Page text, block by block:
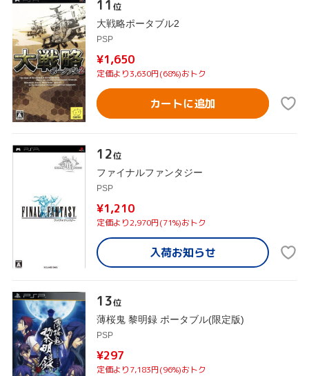
11 位
大戦略ポータブル2
PSP
¥1,650
定価より3,630円(68%)おトク
カートに追加
12位
ファイナルファンタジー
PSP
¥1,210
定価より2,970円(71%)おトク
入荷お知らせ
13位
薄桜鬼 黎明録 ポータブル(限定版)
PSP
¥297
定価より7,183円(96%)おトク